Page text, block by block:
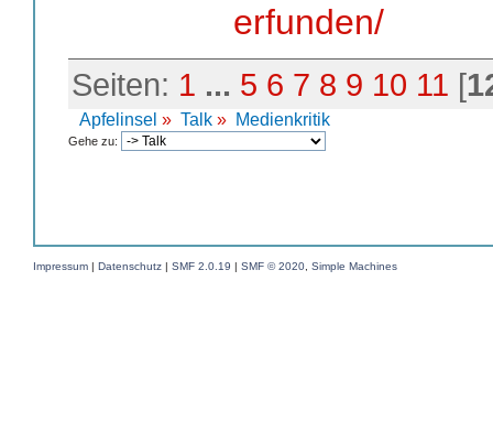
erfunden/
Seiten: 1 ... 5 6 7 8 9 10 11 [
Apfelinsel » Talk » Medienkritik
Gehe zu:
Impressum | Datenschutz | SMF 2.0.19 | SMF © 2020, Simple Machines